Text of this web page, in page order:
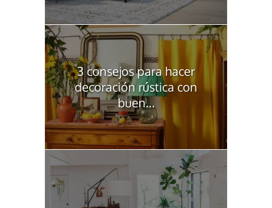
3 consejos para hacer
decoración rústica con
buen...